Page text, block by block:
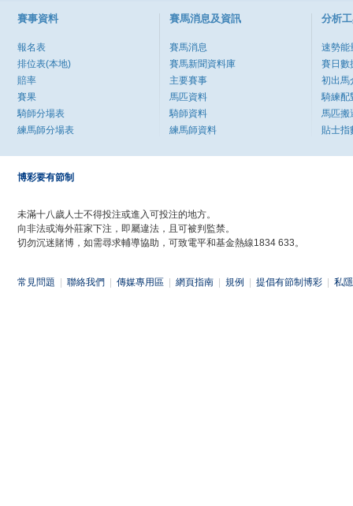
賽事資料
報名表
排位表(本地)
賠率
賽果
騎師分場表
練馬師分場表
賽馬消息及資訊
賽馬消息
賽馬新聞資料庫
主要賽事
馬匹資料
騎師資料
練馬師資料
分析
速勢能
賽日數
初出馬
騎練配
馬匹搬
貼士指
博彩要有節制
未滿十八歲人士不得投注或進入可投注的地方。
向非法或海外莊家下注，即屬違法，且可被判監禁。
切勿沉迷賭博，如需尋求輔導協助，可致電平和基金熱線1834 633。
常見問題 聯絡我們 傳媒專用區 網頁指南 規例 提倡有節制博彩 私